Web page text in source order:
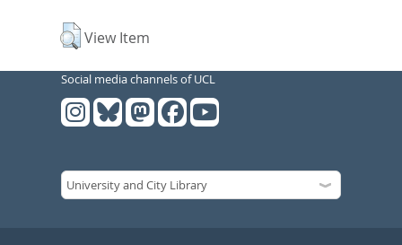
View Item
Social media channels of UCL